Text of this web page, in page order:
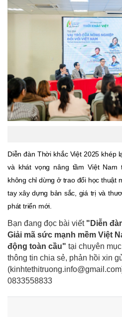
Diễn đàn Thời khắc Việt 2025 khép
và khát vọng nâng tầm Việt
không chỉ dừng ở trao đổi học thuật
tay xây dựng bản sắc, giá trị và
phát triển mới.
Bạn đang đọc bài viết "Diễn
Giải mã sức mạnh mềm Việt
động toàn cầu" tại chuyên mục
thông tin chia sẻ, phản hồi xin
0833558833